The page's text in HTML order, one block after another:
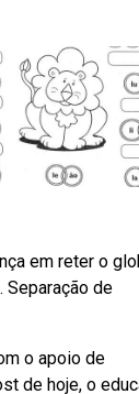
em reter o
Separação de
o apoio de
de hoje, o